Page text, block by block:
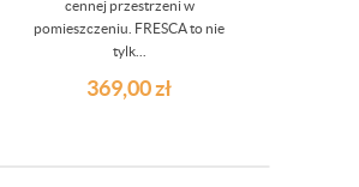
cennej przestrzeni w
pomieszczeniu. FRESCA to nie
tylk...
369,00zł